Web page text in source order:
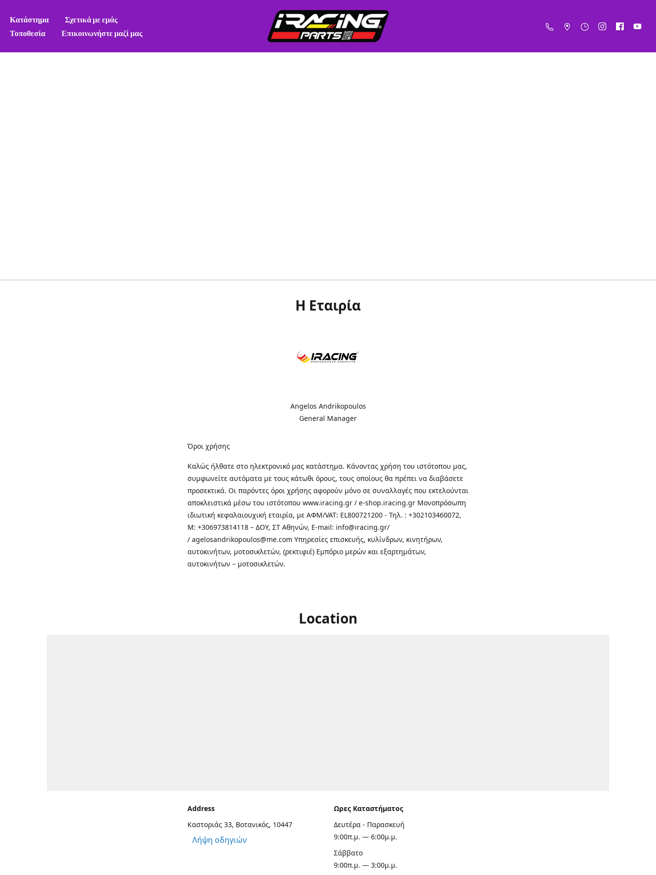
Κατάστημα
Σχετικά με εμάς
Τοποθεσία
Επικοινωνήστε μαζί μας
Η Εταιρία
Angelos Andrikopoulos
General Manager
Όροι χρήσης
Καλώς ήλθατε στo ηλεκτρονικό μας κατάστημα. Κάνοντας χρήση του ιστότοπου μας,
συμφωνείτε αυτόματα με τους κάτωθι όρους, τους οποίους θα πρέπει να διαβάσετε
προσεκτικά. Οι παρόντες όροι χρήσης αφορούν μόνο σε συναλλαγές που εκτελούνται
αποκλειστικά μέσω του ιστότοπου www.iracing.gr / e-shop.iracing.gr Μονοπρόσωπη
ιδιωτική κεφαλαιουχική εταιρία, με ΑΦΜ/VAT: EL800721200 - Τηλ. : +302103460072,
M: +306973814118 – ΔΟΥ, ΣΤ Αθηνών, E-mail: info@iracing.gr/
/ agelosandrikopoulos@me.com Υπηρεσίες επισκευής, κυλίνδρων, κινητήρων,
αυτοκινήτων, μοτοσικλετών, (ρεκτιφιέ) Εμπόριο μερών και εξαρτημάτων,
αυτοκινήτων – μοτοσικλετών.
Location
Address
Καστοριάς 33, Βοτανικός, 10447
Λήψη οδηγιών
Ωρες Καταστήματος
Δευτέρα - Παρασκευή
9:00π.μ. — 6:00μ.μ.
Σάββατο
9:00π.μ. — 3:00μ.μ.